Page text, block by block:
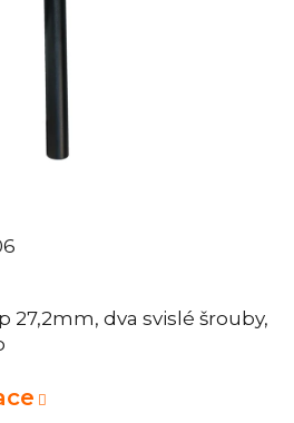
27,2mm, dva svislé šrouby,